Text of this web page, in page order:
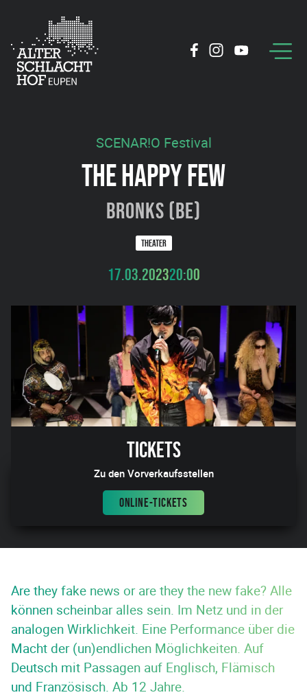
SCENAR!O Festival
THE HAPPY FEW
BRONKS (BE)
THEATER
17.03.202320:00
Tickets
Zu den Vorverkaufsstellen
ONLINE-TICKETS
Are they fake news or are they the new fake? Alle
können scheinbar alles sein. Im Netz und in der
analogen Wirklichkeit. Eine Performance über die
Macht der (un)endlichen Möglichkeiten. Auf
Deutsch mit Passagen auf Englisch, Flämisch
und Französisch. Ab 12 Jahre.